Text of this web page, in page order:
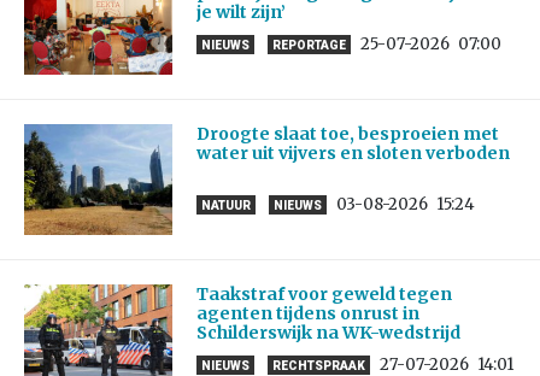
je wilt zijn’
NIEUWS REPORTAGE 25-07-2026 07:00
Droogte slaat toe, besproeien met
water uit vijvers en sloten verboden
NATUUR NIEUWS 03-08-2026 15:24
Taakstraf voor geweld tegen
agenten tijdens onrust in
Schilderswijk na WK-wedstrijd
NIEUWS RECHTSPRAAK 27-07-2026 14:01